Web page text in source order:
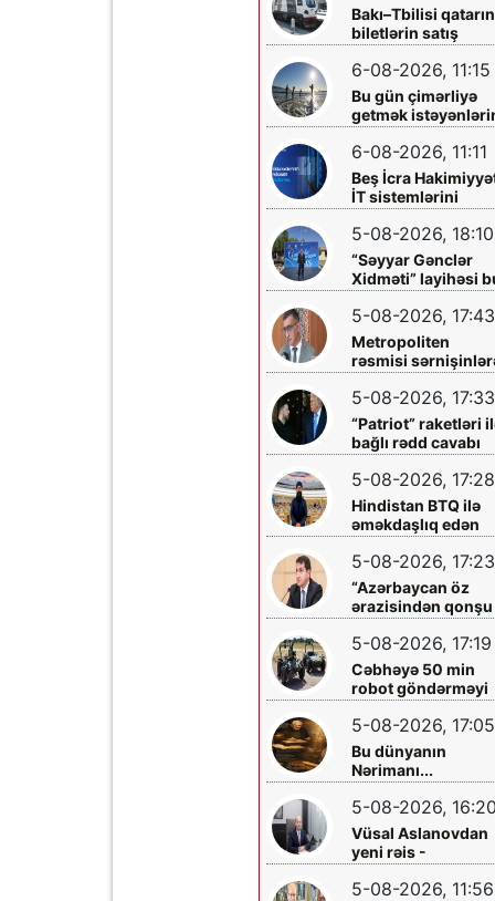
Bakı–Tbilisi
biletlərin satış
müddəti artırılır
6-08-2026, 11:15
Bu gün çimərliyə
getmək
diqqətinə!
6-08-2026, 11:11
Beş İcra
İT sistemlərini
“Hökumət
buludu”na köçürdü
5-08-2026, 18:10
“Səyyar Gənclər
Xidməti” layihəsi
dəfə
5-08-2026, 17:43
Metropoliten
rəsmisi
çıxış yolu göstərdi
5-08-2026, 17:33
“Patriot” raketləri
bağlı rədd cavabı
aldı
5-08-2026, 17:28
Hindistan BTQ ilə
əməkdaşlıq edən
hüquq
təhdid edib
5-08-2026, 17:23
“Azərbaycan öz
ərazisindən qonşu
ölkəyə qarşı
olunmasına icazə
verməz”
5-08-2026, 17:19
Cəbhəyə 50 min
robot göndərməyi
planlaşdırırlar
5-08-2026, 17:05
Bu dünyanın
Nərimanı...
5-08-2026, 16:20
Vüsal Aslanovdan
yeni rəis -
Təyinatları
5-08-2026, 11:56